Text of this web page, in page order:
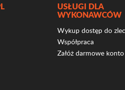
USŁUGI DLA
WYKONAWCÓW
Wykup dostęp do
Współpraca
Załóż darmowe konto